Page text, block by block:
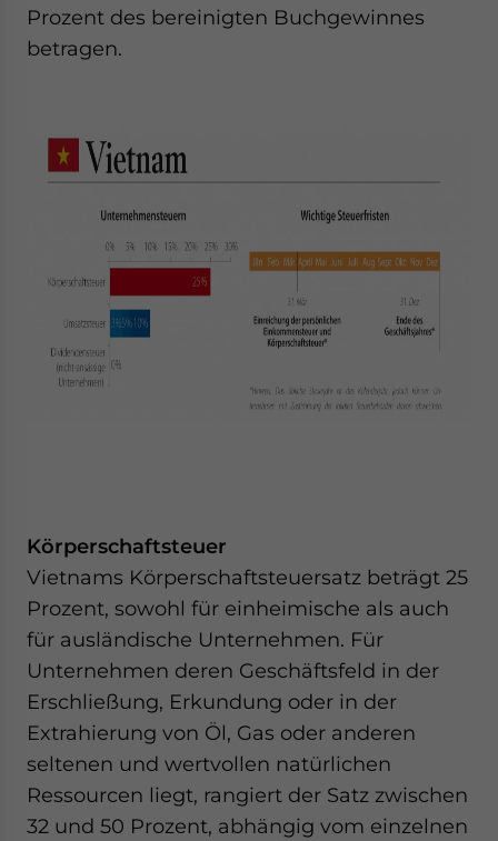
Prozent des bereinigten Buchgewinnes
betragen.
Körperschaftsteuer
Vietnams Körperschaftsteuersatz beträgt 25
Prozent, sowohl für einheimische als auch
für ausländische Unternehmen. Für
Unternehmen deren Geschäftsfeld in der
Erschließung, Erkundung oder in der
Extrahierung von Öl, Gas oder anderen
seltenen und wertvollen natürlichen
Ressourcen liegt, rangiert der Satz zwischen
32 und 50 Prozent, abhängig vom einzelnen